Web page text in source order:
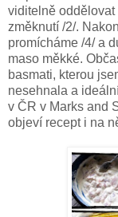
viditelně
změknutí /2/.
promícháme /4/ a
maso měkké.
basmati, kterou
nesehnala a
v ČR v Marks and
objeví recept i na